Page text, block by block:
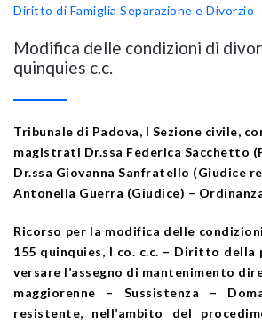
Diritto di Famiglia Separazione e Divorzio
Modifica delle condizioni di
quinquies c.c.
Tribunale di Padova, I Sezione civile,
magistrati Dr.ssa Federica Sacchetto
Dr.ssa Giovanna Sanfratello (Giudice
Antonella Guerra (Giudice) –
Ricorso per la modifica delle
155 quinquies, I co. c.c. – Diritto
versare l’assegno di mantenimento
maggiorenne – Sussistenza –
resistente, nell’ambito del